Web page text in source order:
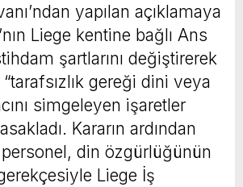
yapılan açıklamaya
Liege kentine bağlı Ans
şartlarını değiştirerek
gereği dini veya
simgeleyen işaretler
Kararın ardından
din özgürlüğünün
Liege İş